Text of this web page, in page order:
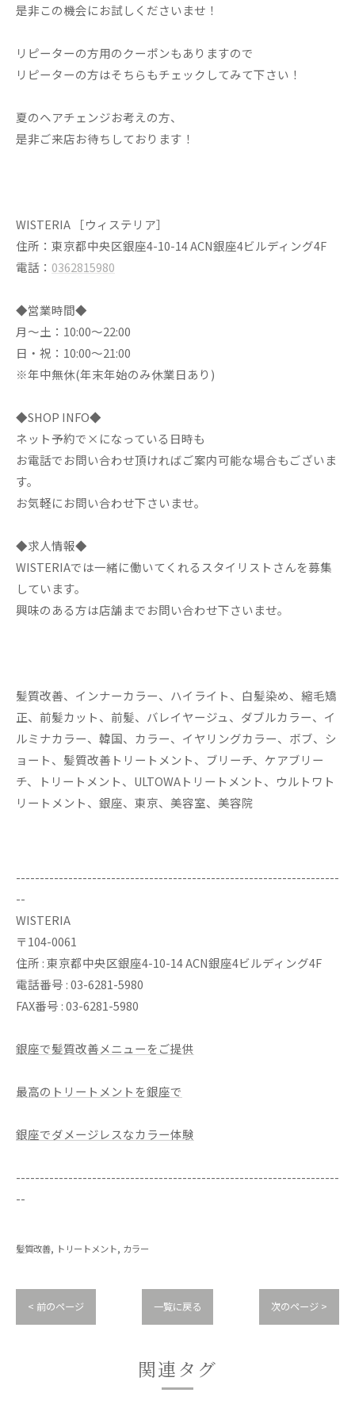
是非この機会にお試しくださいませ！
リピーターの方用のクーポンもありますので
リピーターの方はそちらもチェックしてみて下さい！
夏のヘアチェンジお考えの方、
是非ご来店お待ちしております！
WISTERIA ［ウィステリア］
住所：東京都中央区銀座4-10-14 ACN銀座4ビルディング4F
電話： 0362815980
◆営業時間◆
月～土：10:00～22:00
日・祝：10:00～21:00
※年中無休(年末年始のみ休業日あり)
◆SHOP INFO◆
ネット予約で×になっている日時も
お電話でお問い合わせ頂ければご案内可能な場合もございま
す。
お気軽にお問い合わせ下さいませ。
◆求人情報◆
WISTERIAでは一緒に働いてくれるスタイリストさんを募集
しています。
興味のある方は店舗までお問い合わせ下さいませ。
髪質改善、インナーカラー、ハイライト、白髪染め、縮毛矯
正、前髪カット、前髪、バレイヤージュ、ダブルカラー、イ
ルミナカラー、韓国、カラー、イヤリングカラー、ボブ、シ
ョート、髪質改善トリートメント、ブリーチ、ケアブリー
チ、トリートメント、ULTOWAトリートメント、ウルトワト
リートメント、銀座、東京、美容室、美容院
--------------------------------------------------------------------
--
WISTERIA
〒104-0061
住所 : 東京都中央区銀座4-10-14 ACN銀座4ビルディング4F
電話番号 : 03-6281-5980
FAX番号 : 03-6281-5980
銀座で髪質改善メニューをご提供
最高のトリートメントを銀座で
銀座でダメージレスなカラー体験
--------------------------------------------------------------------
--
髪質改善 トリートメント カラー
< 前のページ 一覧に戻る 次のページ >
関連タグ